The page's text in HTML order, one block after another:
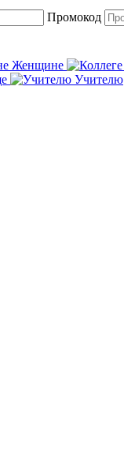
Промокод
Женщине
Учителю